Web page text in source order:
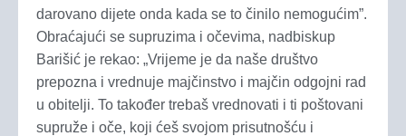
darovano dijete onda kada se to činilo nemogućim”.
Obraćajući se supruzima i očevima, nadbiskup
Barišić je rekao: „Vrijeme je da naše društvo
prepozna i vrednuje majčinstvo i majčin odgojni rad
u obitelji. To također trebaš vrednovati i ti poštovani
supruže i oče, koji ćeš svojom prisutnošću i